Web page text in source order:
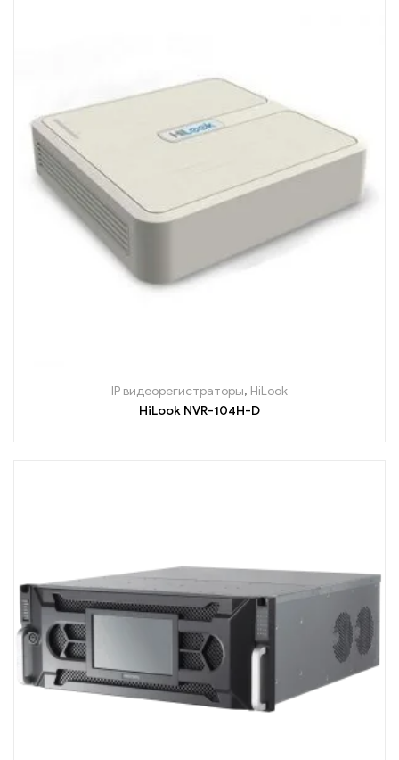
IP видеорегистраторы, HiLook
HiLook NVR-104H-D